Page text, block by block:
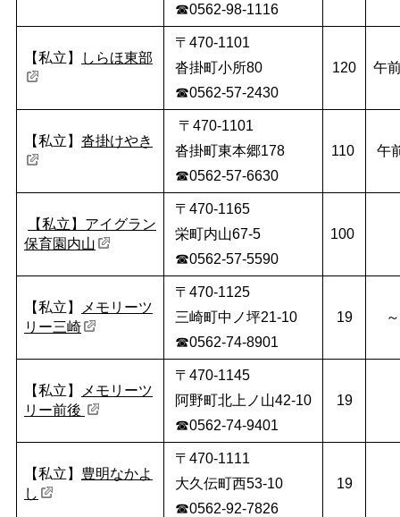
☎0562-98-1116
【私立】 しらほ東部
〒470-1101
沓掛町小所80
☎0562-57-2430
120 午
【私立】 沓掛けやき
〒470-1101
沓掛町東本郷178
☎0562-57-6630
110 午
【私立】アイグラン
保育園内山
〒470-1165
栄町内山67-5
☎0562-57-5590
100
【私立】
メモリーツ
リー三崎
〒470-1125
三崎町中ノ坪21‐10
☎0562-74-8901
19
【私立】
メモリーツ
リー前後
〒470-1145
阿野町北上ノ山42-10
☎0562-74-9401
19
【私立】 豊明なかよ
し
〒470-1111
大久伝町西53-10
☎0562-92-7826
19